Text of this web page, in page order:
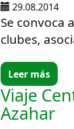
29.08.2014
Se convoca
clubes,
Leer más
Viaje
Azahar